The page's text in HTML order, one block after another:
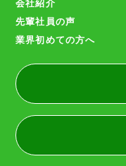
会社紹介
先輩社員の声
業界初めての方へ